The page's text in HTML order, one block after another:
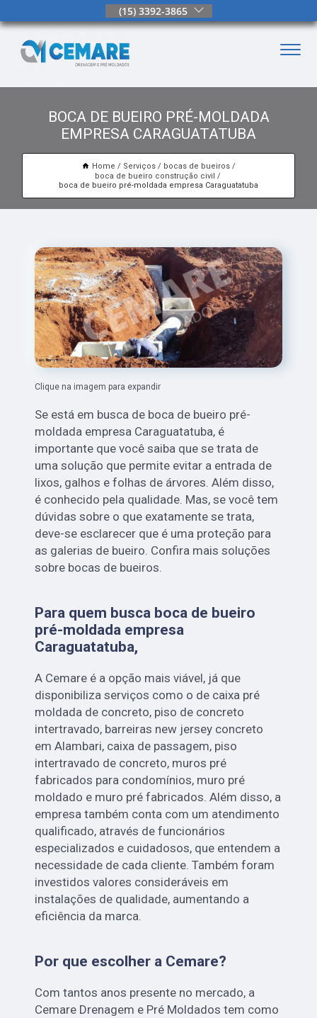
(15) 3392-3865
BOCA DE BUEIRO PRÉ-MOLDADA
EMPRESA CARAGUATATUBA
Home Serviços
bocas de bueiros
boca de bueiro construção civil
boca de bueiro pré-moldada empresa Caraguatatuba
Clique na imagem para expandir
Se está em busca de boca de bueiro pré-
moldada empresa Caraguatatuba, é
importante que você saiba que se trata de
uma solução que permite evitar a entrada de
lixos, galhos e folhas de árvores. Além disso,
é conhecido pela qualidade. Mas, se você tem
dúvidas sobre o que exatamente se trata,
deve-se esclarecer que é uma proteção para
as galerias de bueiro. Confira mais soluções
sobre bocas de bueiros.
Para quem busca boca de bueiro
pré-moldada empresa
Caraguatatuba,
A Cemare é a opção mais viável, já que
disponibiliza serviços como o de caixa pré
moldada de concreto, piso de concreto
intertravado, barreiras new jersey concreto
em Alambari, caixa de passagem, piso
intertravado de concreto, muros pré
fabricados para condomínios, muro pré
moldado e muro pré fabricados. Além disso, a
empresa também conta com um atendimento
qualificado, através de funcionários
especializados e cuidadosos, que entendem a
necessidade de cada cliente. Também foram
investidos valores consideráveis em
instalações de qualidade, aumentando a
eficiência da marca.
Por que escolher a Cemare?
Com tantos anos presente no mercado, a
Cemare Drenagem e Pré Moldados tem como